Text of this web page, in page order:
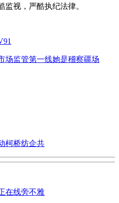
视，严酷执纪法律。
场监管第一线她是稽察疆场
柯桥纺企共
在线旁不雅